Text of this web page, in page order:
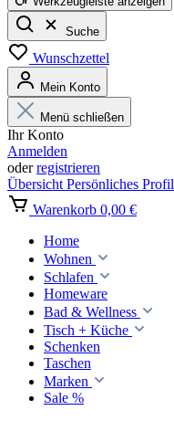
Suche
Wunschzettel
Mein Konto
Menü schließen
Ihr Konto
Anmelden
oderregistrieren
Übersicht Persönliches Profil
Warenkorb 0,00 €
Home
Wohnen
Schlafen
Homeware
Bad & Wellness
Tisch + Küche
Schenken
Taschen
Marken
Sale %